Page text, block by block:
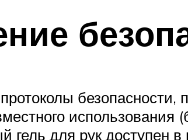
гель для рук доступен